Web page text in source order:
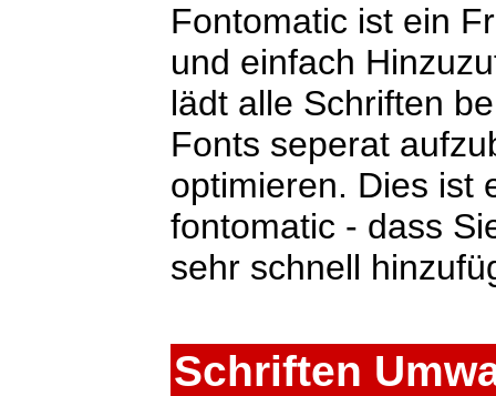
Fontomatic ist ein
und einfach
lädt alle Schriften
Fonts seperat
optimieren. Dies ist
fontomatic - dass
sehr schnell
Schriften